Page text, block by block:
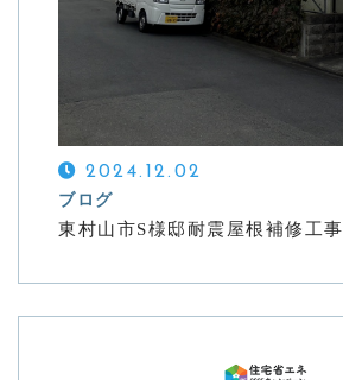
2024.12.02
ブログ
東村山市S様邸耐震屋根補修工事